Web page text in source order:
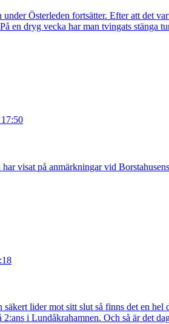
Österleden fortsätter. Efter att det
en dryg vecka har man tvingats stänga
visat på anmärkningar vid
säkert lider mot sitt slut så finns det en
i Lundåkrahamnen. Och så är det